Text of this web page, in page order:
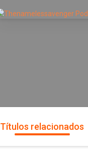
Títulos relacionados